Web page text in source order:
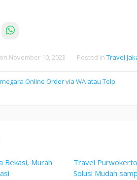
November 10, 2023 Posted in Travel
Online Order via WA atau Telp
Bekasi, Murah
Travel
Solusi Mudah